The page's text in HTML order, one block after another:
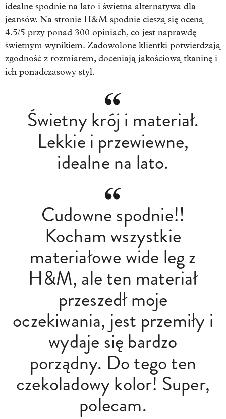
idealne spodnie na lato i świetna alternatywa dla
jeansów. Na stronie H&M spodnie cieszą się oceną
4.5/5 przy ponad 300 opiniach, co jest naprawdę
świetnym wynikiem. Zadowolone klientki potwierdzają
zgodność z rozmiarem, doceniają jakościową tkaninę i
ich ponadczasowy styl.
Świetny krój i materiał.
Lekkie i przewiewne,
idealne na lato.
Cudowne spodnie!!
Kocham wszystkie
materiałowe wide leg z
H&M, ale ten materiał
przeszedł moje
oczekiwania, jest przemiły i
wydaje się bardzo
porządny. Do tego ten
czekoladowy kolor! Super,
polecam.